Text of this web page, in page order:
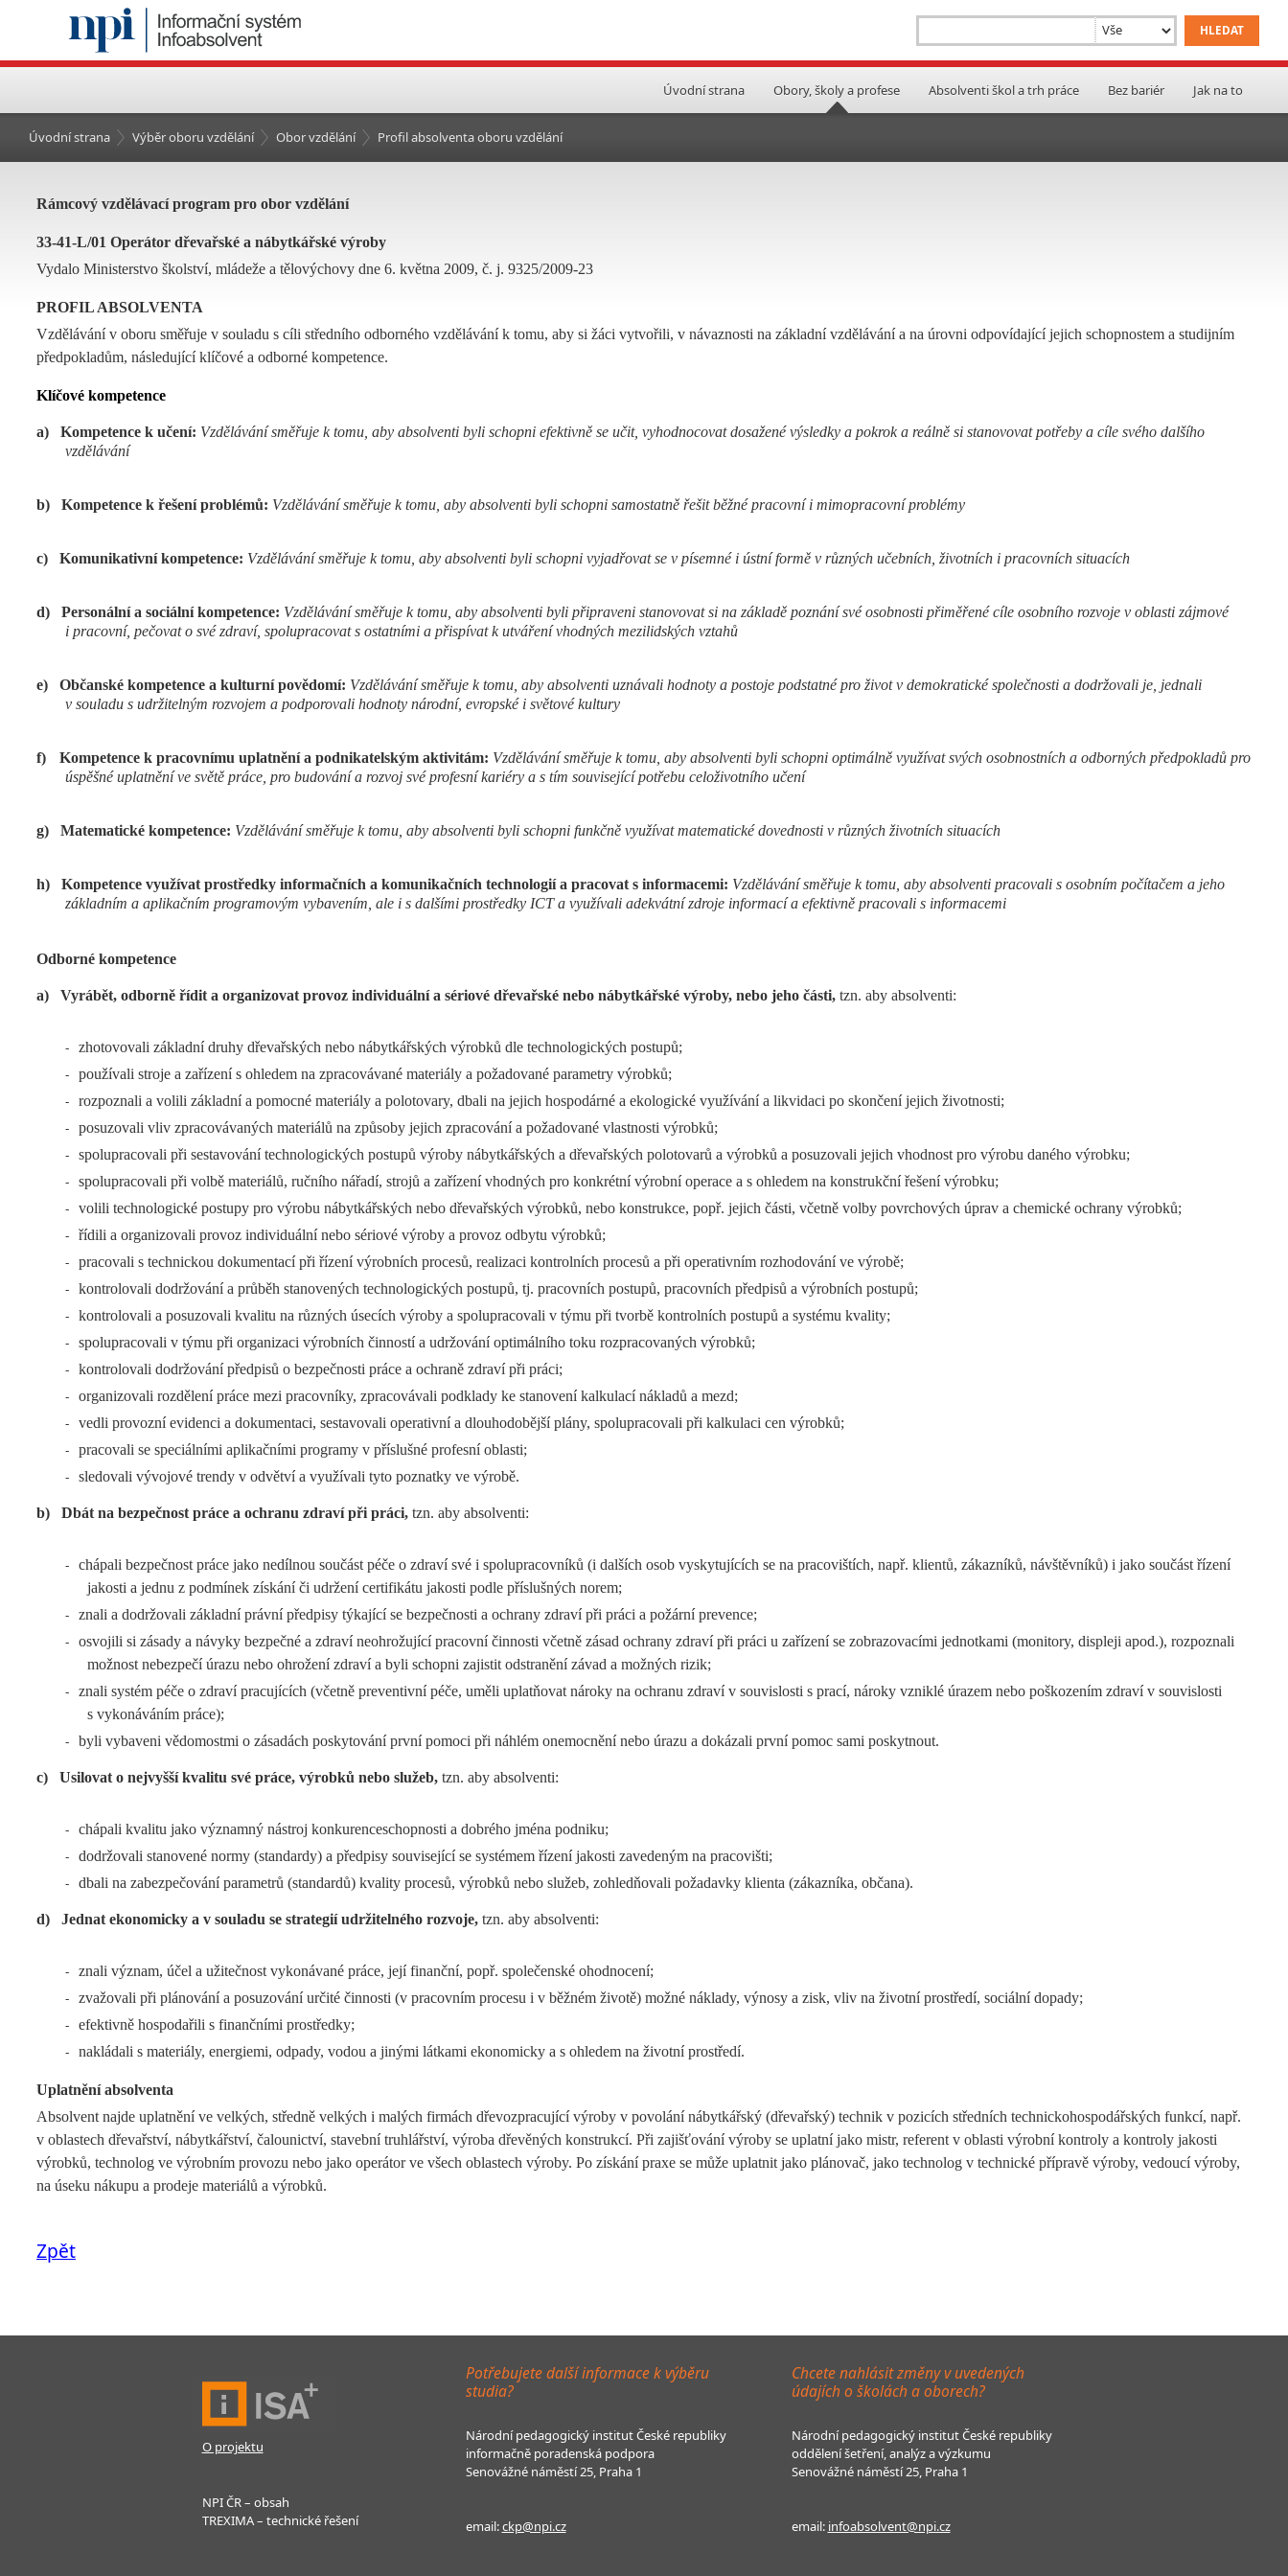
Úvodní strana Obory, školy a profese Absolventi škol a trh práce Bez bariér Jak na to
Úvodní strana Výběr oboru vzdělání Obor vzdělání Profil absolventa oboru vzdělání
Rámcový vzdělávací program pro obor vzdělání
33-41-L/01 Operátor dřevařské a nábytkářské výroby
Vydalo Ministerstvo školství, mládeže a tělovýchovy dne 6. května 2009, č. j. 9325/2009-23
PROFIL ABSOLVENTA
Vzdělávání v oboru směřuje v souladu s cíli středního odborného vzdělávání k tomu, aby si žáci vytvořili, v návaznosti na základní vzdělávání a na úrovni odpovídající jejich schopnostem a studijním
předpokladům, následující klíčové a odborné kompetence.
Klíčové kompetence
a) Kompetence k učení: Vzdělávání směřuje k tomu, aby absolventi byli schopni efektivně se učit, vyhodnocovat dosažené výsledky a pokrok a reálně si stanovovat potřeby a cíle svého dalšího
vzdělávání
b) Kompetence k řešení problémů: Vzdělávání směřuje k tomu, aby absolventi byli schopni samostatně řešit běžné pracovní i mimopracovní problémy
c) Komunikativní kompetence: Vzdělávání směřuje k tomu, aby absolventi byli schopni vyjadřovat se v písemné i ústní formě v různých učebních, životních i pracovních situacích
d) Personální a sociální kompetence: Vzdělávání směřuje k tomu, aby absolventi byli připraveni stanovovat si na základě poznání své osobnosti přiměřené cíle osobního rozvoje v oblasti zájmové
i pracovní, pečovat o své zdraví, spolupracovat s ostatními a přispívat k utváření vhodných mezilidských vztahů
e) Občanské kompetence a kulturní povědomí: Vzdělávání směřuje k tomu, aby absolventi uznávali hodnoty a postoje podstatné pro život v demokratické společnosti a dodržovali je, jednali
v souladu s udržitelným rozvojem a podporovali hodnoty národní, evropské i světové kultury
f) Kompetence k pracovnímu uplatnění a podnikatelským aktivitám: Vzdělávání směřuje k tomu, aby absolventi byli schopni optimálně využívat svých osobnostních a odborných předpokladů pro
úspěšné uplatnění ve světě práce, pro budování a rozvoj své profesní kariéry a s tím související potřebu celoživotního učení
g) Matematické kompetence: Vzdělávání směřuje k tomu, aby absolventi byli schopni funkčně využívat matematické dovednosti v různých životních situacích
h) Kompetence využívat prostředky informačních a komunikačních technologií a pracovat s informacemi: Vzdělávání směřuje k tomu, aby absolventi pracovali s osobním počítačem a jeho
základním a aplikačním programovým vybavením, ale i s dalšími prostředky ICT a využívali adekvátní zdroje informací a efektivně pracovali s informacemi
Odborné kompetence
a) Vyrábět, odborně řídit a organizovat provoz individuální a sériové dřevařské nebo nábytkářské výroby, nebo jeho části, tzn. aby absolventi:
- zhotovovali základní druhy dřevařských nebo nábytkářských výrobků dle technologických postupů;
- používali stroje a zařízení s ohledem na zpracovávané materiály a požadované parametry výrobků;
- rozpoznali a volili základní a pomocné materiály a polotovary, dbali na jejich hospodárné a ekologické využívání a likvidaci po skončení jejich životnosti;
- posuzovali vliv zpracovávaných materiálů na způsoby jejich zpracování a požadované vlastnosti výrobků;
- spolupracovali při sestavování technologických postupů výroby nábytkářských a dřevařských polotovarů a výrobků a posuzovali jejich vhodnost pro výrobu daného výrobku;
- spolupracovali při volbě materiálů, ručního nářadí, strojů a zařízení vhodných pro konkrétní výrobní operace a s ohledem na konstrukční řešení výrobku;
- volili technologické postupy pro výrobu nábytkářských nebo dřevařských výrobků, nebo konstrukce, popř. jejich části, včetně volby povrchových úprav a chemické ochrany výrobků;
- řídili a organizovali provoz individuální nebo sériové výroby a provoz odbytu výrobků;
- pracovali s technickou dokumentací při řízení výrobních procesů, realizaci kontrolních procesů a při operativním rozhodování ve výrobě;
- kontrolovali dodržování a průběh stanovených technologických postupů, tj. pracovních postupů, pracovních předpisů a výrobních postupů;
- kontrolovali a posuzovali kvalitu na různých úsecích výroby a spolupracovali v týmu při tvorbě kontrolních postupů a systému kvality;
- spolupracovali v týmu při organizaci výrobních činností a udržování optimálního toku rozpracovaných výrobků;
- kontrolovali dodržování předpisů o bezpečnosti práce a ochraně zdraví při práci;
- organizovali rozdělení práce mezi pracovníky, zpracovávali podklady ke stanovení kalkulací nákladů a mezd;
- vedli provozní evidenci a dokumentaci, sestavovali operativní a dlouhodobější plány, spolupracovali při kalkulaci cen výrobků;
- pracovali se speciálními aplikačními programy v příslušné profesní oblasti;
- sledovali vývojové trendy v odvětví a využívali tyto poznatky ve výrobě.
b) Dbát na bezpečnost práce a ochranu zdraví při práci, tzn. aby absolventi:
-
chápali bezpečnost práce jako nedílnou součást péče o zdraví své i spolupracovníků (i dalších osob vyskytujících se na pracovištích, např. klientů, zákazníků, návštěvníků) i jako součást řízení
jakosti a jednu z podmínek získání či udržení certifikátu jakosti podle příslušných norem;
- znali a dodržovali základní právní předpisy týkající se bezpečnosti a ochrany zdraví při práci a požární prevence;
-
osvojili si zásady a návyky bezpečné a zdraví neohrožující pracovní činnosti včetně zásad ochrany zdraví při práci u zařízení se zobrazovacími jednotkami (monitory, displeji apod.), rozpoznali
možnost nebezpečí úrazu nebo ohrožení zdraví a byli schopni zajistit odstranění závad a možných rizik;
-
znali systém péče o zdraví pracujících (včetně preventivní péče, uměli uplatňovat nároky na ochranu zdraví v souvislosti s prací, nároky vzniklé úrazem nebo poškozením zdraví v souvislosti
s vykonáváním práce);
- byli vybaveni vědomostmi o zásadách poskytování první pomoci při náhlém onemocnění nebo úrazu a dokázali první pomoc sami poskytnout.
c) Usilovat o nejvyšší kvalitu své práce, výrobků nebo služeb, tzn. aby absolventi:
- chápali kvalitu jako významný nástroj konkurenceschopnosti a dobrého jména podniku;
- dodržovali stanovené normy (standardy) a předpisy související se systémem řízení jakosti zavedeným na pracovišti;
- dbali na zabezpečování parametrů (standardů) kvality procesů, výrobků nebo služeb, zohledňovali požadavky klienta (zákazníka, občana).
d) Jednat ekonomicky a v souladu se strategií udržitelného rozvoje, tzn. aby absolventi:
- znali význam, účel a užitečnost vykonávané práce, její finanční, popř. společenské ohodnocení;
- zvažovali při plánování a posuzování určité činnosti (v pracovním procesu i v běžném životě) možné náklady, výnosy a zisk, vliv na životní prostředí, sociální dopady;
- efektivně hospodařili s finančními prostředky;
- nakládali s materiály, energiemi, odpady, vodou a jinými látkami ekonomicky a s ohledem na životní prostředí.
Uplatnění absolventa
Absolvent najde uplatnění ve velkých, středně velkých i malých firmách dřevozpracující výroby v povolání nábytkářský (dřevařský) technik v pozicích středních technickohospodářských funkcí, např.
v oblastech dřevařství, nábytkářství, čalounictví, stavební truhlářství, výroba dřevěných konstrukcí. Při zajišťování výroby se uplatní jako mistr, referent v oblasti výrobní kontroly a kontroly jakosti
výrobků, technolog ve výrobním provozu nebo jako operátor ve všech oblastech výroby. Po získání praxe se může uplatnit jako plánovač, jako technolog v technické přípravě výroby, vedoucí výroby,
na úseku nákupu a prodeje materiálů a výrobků.
Zpět
O projektu
NPI ČR – obsah
TREXIMA – technické řešení
Potřebujete další informace k výběru
studia?
Národní pedagogický institut České republiky
informačně poradenská podpora
Senovážné náměstí 25, Praha 1
email:ckp@npi.cz
Chcete nahlásit změny v uvedených
údajích o školách a oborech?
Národní pedagogický institut České republiky
oddělení šetření, analýz a výzkumu
Senovážné náměstí 25, Praha 1
email: infoabsolvent@npi.cz